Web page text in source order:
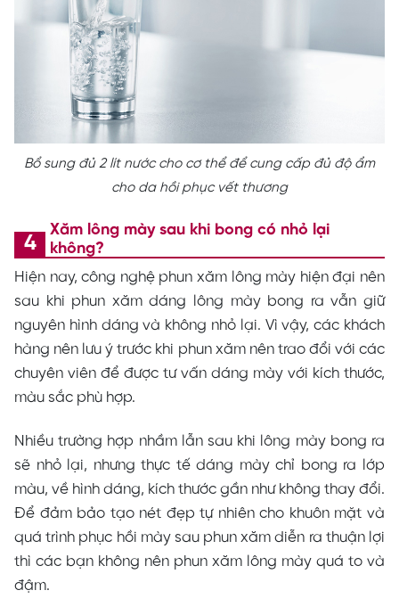
Bổ sung đủ 2 lít nước cho cơ thể để cung cấp đủ độ ẩm
cho da hồi phục vết thương
Xăm lông mày sau khi bong có nhỏ lại
không?
Hiện nay, công nghệ phun xăm lông mày hiện đại nên
sau khi phun xăm dáng lông mày bong ra vẫn giữ
nguyên hình dáng và không nhỏ lại. Vì vậy, các khách
hàng nên lưu ý trước khi phun xăm nên trao đổi với các
chuyên viên để được tư vấn dáng mày với kích thước,
màu sắc phù hợp.
Nhiều trường hợp nhầm lẫn sau khi lông mày bong ra
sẽ nhỏ lại, nhưng thực tế dáng mày chỉ bong ra lớp
màu, về hình dáng, kích thước gần như không thay đổi.
Để đảm bảo tạo nét đẹp tự nhiên cho khuôn mặt và
quá trình phục hồi mày sau phun xăm diễn ra thuận lợi
thì các bạn không nên phun xăm lông mày quá to và
đậm.